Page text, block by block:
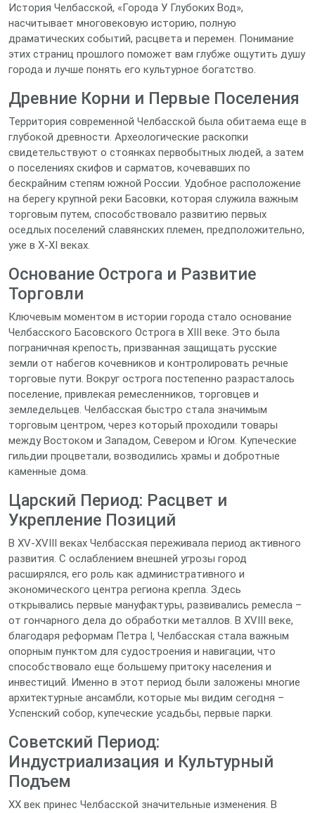
История Челбасской, «Города У Глубоких Вод»,
насчитывает многовековую историю, полную
драматических событий, расцвета и перемен. Понимание
этих страниц прошлого поможет вам глубже ощутить душу
города и лучше понять его культурное богатство.
Древние Корни и Первые Поселения
Территория современной Челбасской была обитаема еще в
глубокой древности. Археологические раскопки
свидетельствуют о стоянках первобытных людей, а затем
о поселениях скифов и сарматов, кочевавших по
бескрайним степям южной России. Удобное расположение
на берегу крупной реки Басовки, которая служила важным
торговым путем, способствовало развитию первых
оседлых поселений славянских племен, предположительно,
уже в X-XI веках.
Основание Острога и Развитие
Торговли
Ключевым моментом в истории города стало основание
Челбасского Басовского Острога в XIII веке. Это была
пограничная крепость, призванная защищать русские
земли от набегов кочевников и контролировать речные
торговые пути. Вокруг острога постепенно разрасталось
поселение, привлекая ремесленников, торговцев и
земледельцев. Челбасская быстро стала значимым
торговым центром, через который проходили товары
между Востоком и Западом, Севером и Югом. Купеческие
гильдии процветали, возводились храмы и добротные
каменные дома.
Царский Период: Расцвет и
Укрепление Позиций
В XV-XVIII веках Челбасская переживала период активного
развития. С ослаблением внешней угрозы город
расширялся, его роль как административного и
экономического центра региона крепла. Здесь
открывались первые мануфактуры, развивались ремесла –
от гончарного дела до обработки металлов. В XVIII веке,
благодаря реформам Петра I, Челбасская стала важным
опорным пунктом для судостроения и навигации, что
способствовало еще большему притоку населения и
инвестиций. Именно в этот период были заложены многие
архитектурные ансамбли, которые мы видим сегодня –
Успенский собор, купеческие усадьбы, первые парки.
Советский Период:
Индустриализация и Культурный
Подъем
XX век принес Челбасской значительные изменения. В